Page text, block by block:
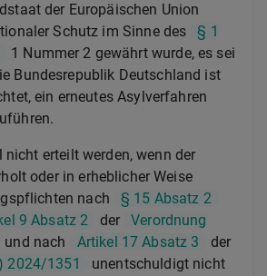
der Europäischen Union
Schutz im Sinne des
§ 1
1 Nummer 2 gewährt wurde, es sei
Bundesrepublik Deutschland ist
ein erneutes Asylverfahren
nicht erteilt werden, wenn der
oder in erheblicher Weise
nach
§ 15 Absatz 2
9 Absatz 2 der
Verordnung
und nach Artikel 17 Absatz 3
der
2024/1351
unentschuldigt nicht